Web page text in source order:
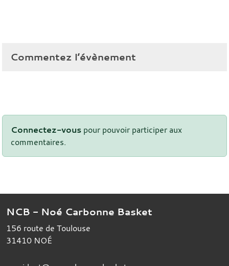
Commentez l’évènement
Connectez-vous pour pouvoir participer aux
commentaires.
NCB - Noé Carbonne Basket
156 route de Toulouse
31410 NOÉ